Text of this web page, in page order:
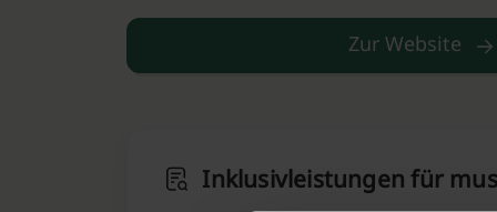
Zur Website
Inklusivleistungen für